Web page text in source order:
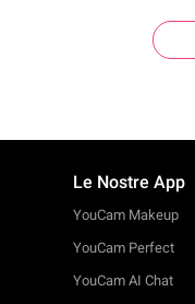
Le Nostre App
YouCam Makeup
YouCam Perfect
YouCam AI Chat